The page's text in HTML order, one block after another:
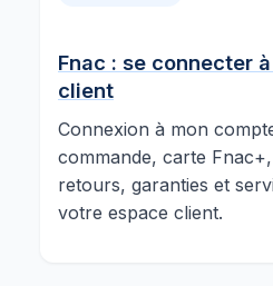
Fnac : se connecter
client
Connexion à mon
commande, carte
retours, garanties et
votre espace client.